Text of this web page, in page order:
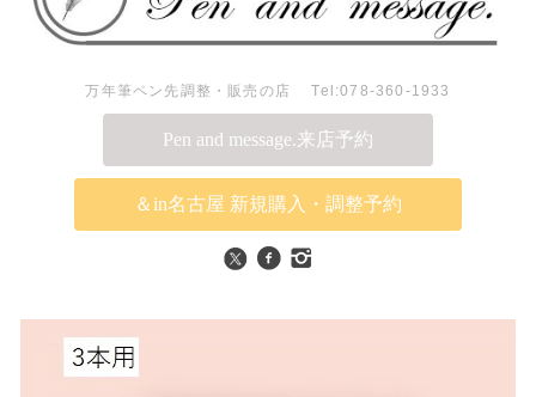
万年筆ペン先調整・販売の店 Tel:078-360-1933
Pen and message.来店予約
＆in名古屋 新規購入・調整予約